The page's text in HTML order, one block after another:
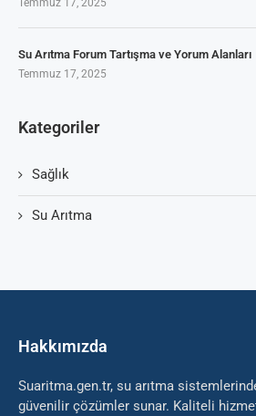
Temmuz 17, 2025
Su Arıtma Forum Tartışma ve Yorum Alanları
Temmuz 17, 2025
Kategoriler
Sağlık
Su Arıtma
Hakkımızda
Suaritma.gen.tr, su arıtma
güvenilir çözümler sunar. Kaliteli